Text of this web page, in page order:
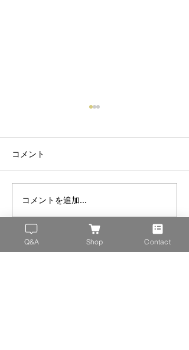
ゴールデンウィーク中の
営業について
コメント
コメントを追加…
Q&A Shop Contact